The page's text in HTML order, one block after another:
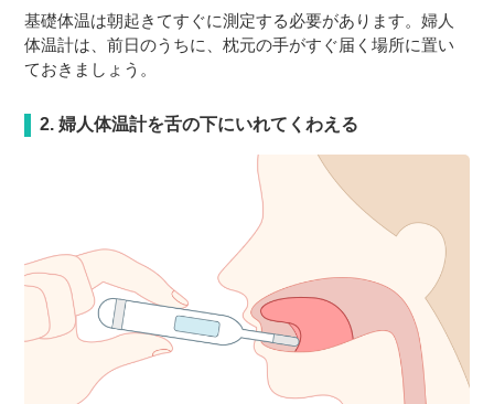
基礎体温は朝起きてすぐに測定する必要があります。婦人
体温計は、前日のうちに、枕元の手がすぐ届く場所に置い
ておきましょう。
2. 婦人体温計を舌の下にいれてくわえる